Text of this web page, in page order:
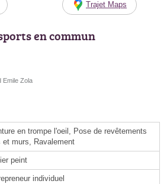
Trajet Maps
en commun
Emile Zola
en trompe l'oeil, Pose de revêtements
et murs, Ravalement
peint
individuel